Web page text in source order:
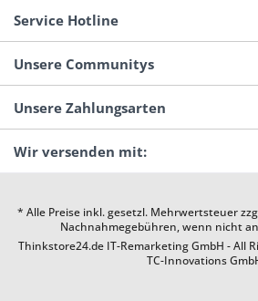
Service Hotline
Unsere Communitys
Unsere Zahlungsarten
Wir versenden mit:
* Alle Preise inkl. gesetzl. Mehrwertsteuer
Nachnahmegebühren, wenn nicht
Thinkstore24.de IT-Remarketing GmbH - All
TC-Innovations